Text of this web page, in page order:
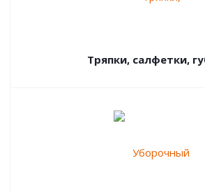
Тряпки, салфетки,